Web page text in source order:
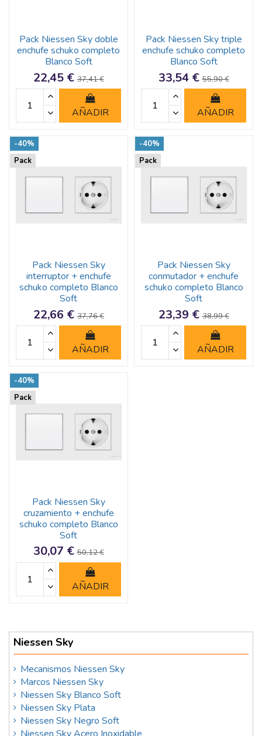
Pack Niessen Sky doble
enchufe schuko completo
Blanco Soft
22,45 €37,41 €
AÑADIR
Pack Niessen Sky triple
enchufe schuko completo
Blanco Soft
33,54 €55,90 €
AÑADIR
-40%
Pack
Pack Niessen Sky
interruptor + enchufe
schuko completo Blanco
Soft
22,66 €37,76 €
AÑADIR
-40%
Pack
Pack Niessen Sky
conmutador + enchufe
schuko completo Blanco
Soft
23,39 €38,99 €
AÑADIR
-40%
Pack
Pack Niessen Sky
cruzamiento + enchufe
schuko completo Blanco
Soft
30,07 €50,12 €
AÑADIR
Niessen Sky
Mecanismos Niessen Sky
Marcos Niessen Sky
Niessen Sky Blanco Soft
Niessen Sky Plata
Niessen Sky Negro Soft